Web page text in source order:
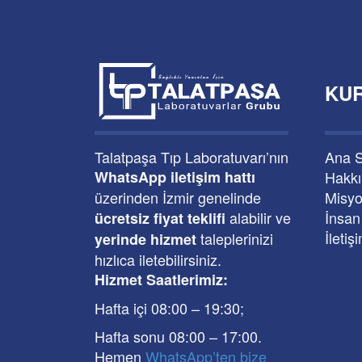
Talatpaşa Tıp Laboratuvarı’nın
WhatsApp iletişim hattı
üzerinden İzmir genelinde
ücretsiz fiyat teklifi alabilir ve
yerinde hizmettaleplerinizi
hızlıca iletebilirsiniz.
Hizmet Saatlerimiz:
Hafta içi 08:00 – 19:30;
Hafta sonu 08:00 – 17:00.
Hemen WhatsApp’ten bize
Ana